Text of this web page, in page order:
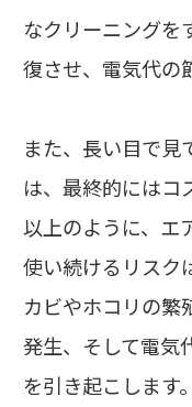
なクリーニングを
復させ、電気代の
また、長い目で見
は、最終的にはコ
以上のように、エ
使い続けるリスク
カビやホコリの繁
発生、そして電気
を引き起こします。